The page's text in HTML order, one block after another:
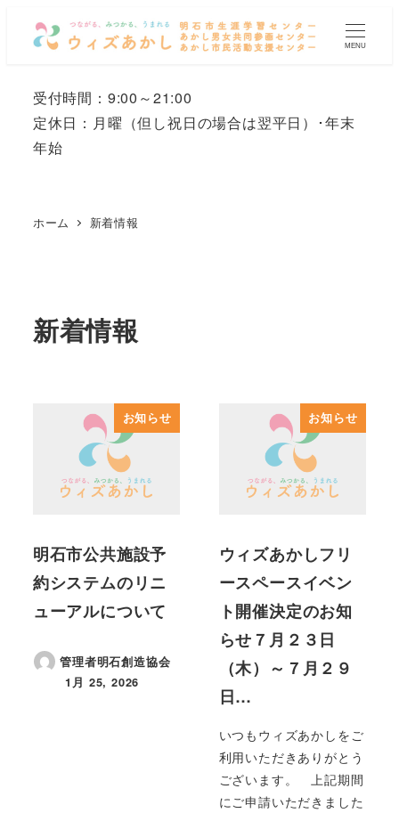
MENU
受付時間：9:00～21:00
定休日：月曜 （但し祝日の場合は翌平日）
･年末
年始
ホーム 新着情報
新着情報
お知らせ
明石市公共施設予
約システムのリニ
ューアルについて
管理者明石創造協会
投稿日
1月 25, 2026
お知らせ
ウィズあかしフリ
ースペースイベン
ト開催決定のお知
らせ７月２３日
（木）～７月２９
日…
いつもウィズあかしをご
利用いただきありがとう
ございます。 上記期間
にご申請いただきました